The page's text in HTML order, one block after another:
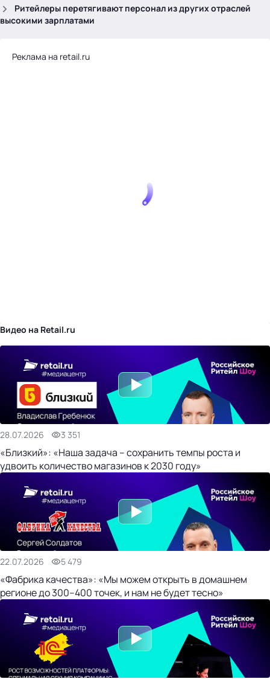
Ритейлеры перетягивают персонал из других отраслей
высокими зарплатами
Реклама на retail.ru
Видео на Retail.ru
28.07.2026 3 351
«Близкий»: «Наша задача – сохранить темпы роста и
удвоить количество магазинов к 2030 году»
22.07.2026 5 479
«Фабрика качества»: «Мы можем открыть в домашнем
регионе до 300–400 точек, и нам не будет тесно»